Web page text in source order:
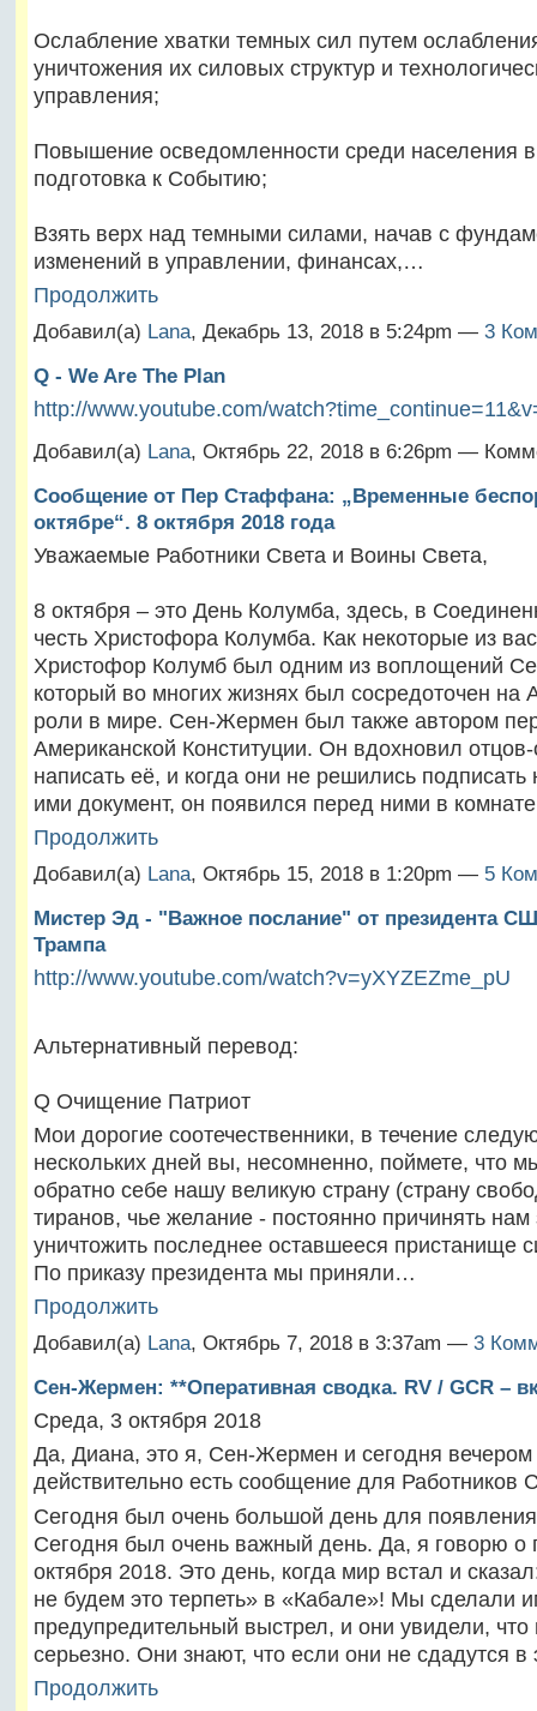
Ослабление хватки темных сил путем
уничтожения их силовых структур и
управления;
Повышение осведомленности среди населения
подготовка к Событию;
Взять верх над темными силами, начав с
изменений в управлении, финансах,…
Продолжить
Добавил(а) Lana, Декабрь 13, 2018 в 5:24pm — 3
Q - We Are The Plan
http://www.youtube.com/
Добавил(а) Lana, Октябрь 22, 2018 в 6:26pm —
Сообщение от Пер Стаффана: „Временные
октябре“. 8 октября 2018 года
Уважаемые Работники Света и Воины Света,
8 октября – это День Колумба, здесь, в
честь Христофора Колумба. Как некоторые из
Христофор Колумб был одним из воплощений
который во многих жизнях был сосредоточен на
роли в мире. Сен-Жермен был также автором
Американской Конституции. Он вдохновил
написать её, и когда они не решились подписать
ими документ, он появился перед ними в
Продолжить
Добавил(а) Lana, Октябрь 15, 2018 в 1:20pm — 5
Мистер Эд - "Важное послание" от президента
Трампа
http://www.youtube.com/watch?v=yXYZEZme_pU
Альтернативный перевод:
Q Очищение Патриот
Мои дорогие соотечественники, в течение
нескольких дней вы, несомненно, поймете, что
обратно себе нашу великую страну (страну
тиранов, чье желание - постоянно причинять нам
уничтожить последнее оставшееся пристанище
По приказу президента мы приняли…
Продолжить
Добавил(а) Lana, Октябрь 7, 2018 в 3:37am — 3
Сен-Жермен: **Оперативная сводка. RV / GCR –
Среда, 3 октября 2018
Да, Диана, это я, Сен-Жермен и сегодня вечером
действительно есть сообщение для Работников
Сегодня был очень большой день для
Сегодня был очень важный день. Да, я говорю о
октября 2018. Это день, когда мир встал и
не будем это терпеть» в «Кабале»! Мы сделали
предупредительный выстрел, и они увидели,
серьезно. Они знают, что если они не сдадутся в
Продолжить